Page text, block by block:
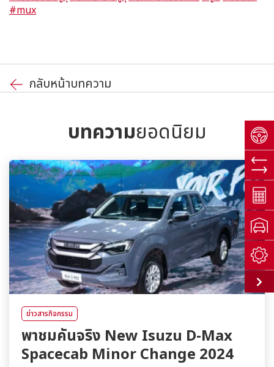
#mux
กลับหน้าบทความ
บทความยอดนิยม
ข่าวสารกิจกรรม
พาชมคันจริง New Isuzu D-Max
Spacecab Minor Change 2024